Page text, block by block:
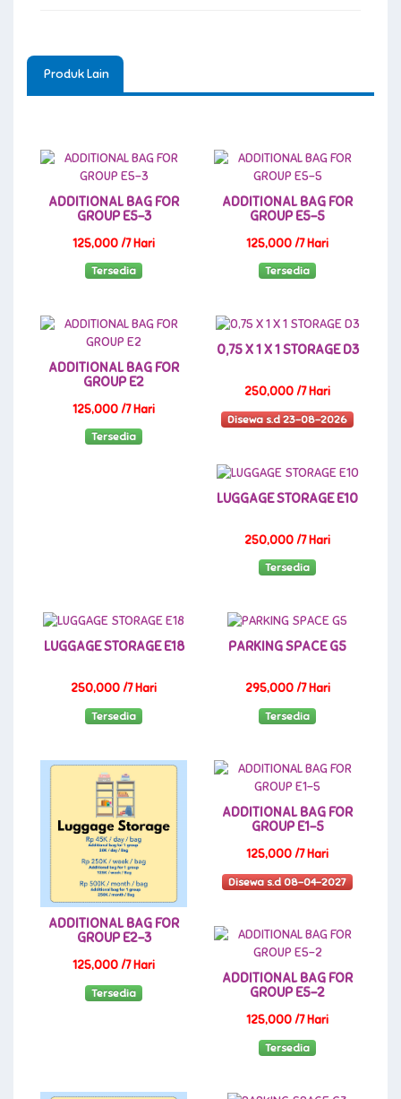
Produk Lain
ADDITIONAL BAG FOR
GROUP E5-3
125,000 /7 Hari
Tersedia
ADDITIONAL BAG FOR
GROUP E5-5
125,000 /7 Hari
Tersedia
ADDITIONAL BAG FOR
GROUP E2
125,000 /7 Hari
Tersedia
0,75 X 1 X 1 STORAGE D3
250,000 /7 Hari
Disewa s.d 23-08-2026
LUGGAGE STORAGE E10
250,000 /7 Hari
Tersedia
LUGGAGE STORAGE E18
250,000 /7 Hari
Tersedia
PARKING SPACE G5
295,000 /7 Hari
Tersedia
ADDITIONAL BAG FOR
GROUP E2-3
125,000 /7 Hari
Tersedia
ADDITIONAL BAG FOR
GROUP E1-5
125,000 /7 Hari
Disewa s.d 08-04-2027
ADDITIONAL BAG FOR
GROUP E5-2
125,000 /7 Hari
Tersedia